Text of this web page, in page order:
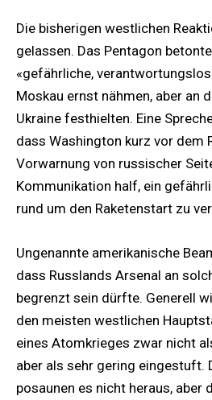
Die bisherigen westlichen
gelassen. Das Pentagon
«gefährliche,
Moskau ernst nähmen, aber an
Ukraine festhielten. Eine
dass Washington kurz vor dem
Vorwarnung von russischer
Kommunikation half, ein
rund um den Raketenstart zu
Ungenannte amerikanische
dass Russlands Arsenal an
begrenzt sein dürfte. Generell
den meisten westlichen
eines Atomkrieges zwar nicht
aber als sehr gering eingestuft.
posaunen es nicht heraus, aber